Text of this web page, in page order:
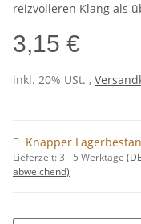
reizvolleren Klang als
3,15 €
inkl. 20% USt. ,
Knapper
Lieferzeit:3 - 5 Werktage
abweichend)